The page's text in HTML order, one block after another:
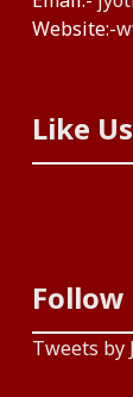
Website:-
Like Us
Tweets by